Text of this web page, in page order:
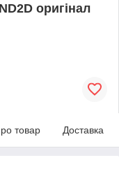
оригінал
товар Доставка